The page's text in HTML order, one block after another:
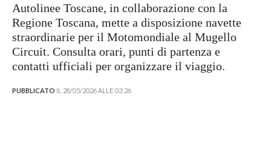
Autolinee Toscane, in collaborazione con la
Regione Toscana, mette a disposizione navette
straordinarie per il Motomondiale al Mugello
Circuit. Consulta orari, punti di partenza e
contatti ufficiali per organizzare il viaggio.
PUBBLICATO IL 28/05/2026 ALLE 03:26